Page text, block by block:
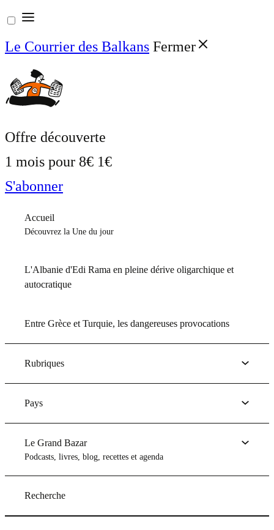
Aller
au
contenu
Le Courrier des Balkans Fermer
Offre découverte
1 mois pour 8€ 1€
S'abonner
Accueil
Découvrez la Une du jour
L'Albanie d'Edi Rama en pleine dérive oligarchique et
autocratique
Entre Grèce et Turquie, les dangereuses provocations
Rubriques
Pays
Le Grand Bazar
Podcasts, livres, blog, recettes et agenda
Recherche